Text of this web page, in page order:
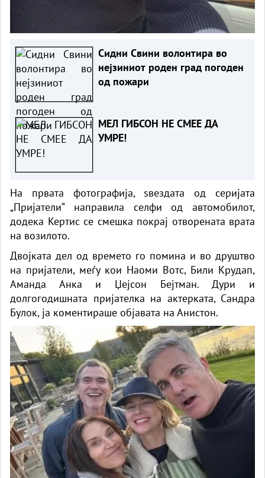
Сидни Свини волонтира во
нејзиниот роден град погоден
од пожари
МЕЛ ГИБСОН НЕ СМЕЕ ДА
УМРЕ!
На првата фотографија, ѕвездата од серијата
„Пријатели“ направила селфи од автомобилот,
додека Кертис се смешка покрај отворената врата
на возилото.
Двојката дел од времето го помина и во друштво
на пријатели, меѓу кои Наоми Вотс, Били Крудап,
Аманда Анка и Џејсон Бејтман. Дури и
долгогодишната пријателка на актерката, Сандра
Булок, ја коментираше објавата на Анистон.